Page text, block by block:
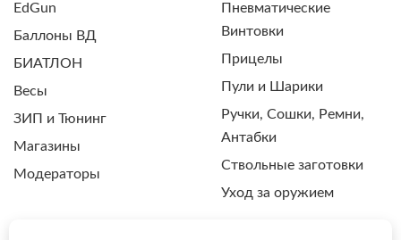
EdGun
Баллоны ВД
БИАТЛОН
Весы
ЗИП и Тюнинг
Магазины
Модераторы
Пневматические
Винтовки
Прицелы
Пули и Шарики
Ручки, Сошки, Ремни,
Антабки
Ствольные заготовки
Уход за оружием